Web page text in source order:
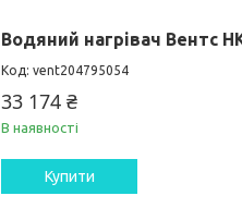
Водяний нагрівач Вентс
vent204795054
33 174 ₴
В наявності
Купити